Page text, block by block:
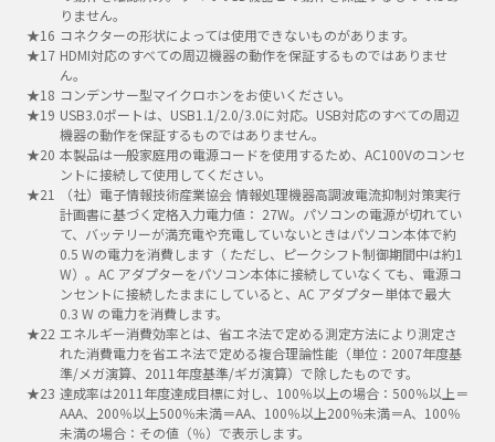
りません。
コネクターの形状によっては使用できないものがあります。
HDMI対応のすべての周辺機器の動作を保証するものではありませ
ん。
コンデンサー型マイクロホンをお使いください。
USB3.0ポートは、USB1.1/2.0/3.0に対応。USB対応のすべての周辺
機器の動作を保証するものではありません。
本製品は一般家庭用の電源コードを使用するため、AC100Vのコンセ
ントに接続して使用してください。
（社）電子情報技術産業協会 情報処理機器高調波電流抑制対策実行
計画書に基づく定格入力電力値： 27W。パソコンの電源が切れてい
て、バッテリーが満充電や充電していないときはパソコン本体で約
0.5 Wの電力を消費します（ ただし、ピークシフト制御期間中は約1
W）。AC アダプターをパソコン本体に接続していなくても、電源コ
ンセントに接続したままにしていると、AC アダプター単体で最大
0.3 W の電力を消費します。
エネルギー消費効率とは、省エネ法で定める測定方法により測定さ
れた消費電力を省エネ法で定める複合理論性能（単位：2007年度基
準/メガ演算、2011年度基準/ギガ演算）で除したものです。
達成率は2011年度達成目標に対し、100％以上の場合：500％以上＝
AAA、200％以上500％未満＝AA、100％以上200％未満＝A、100％
未満の場合：その値（％）で表示します。